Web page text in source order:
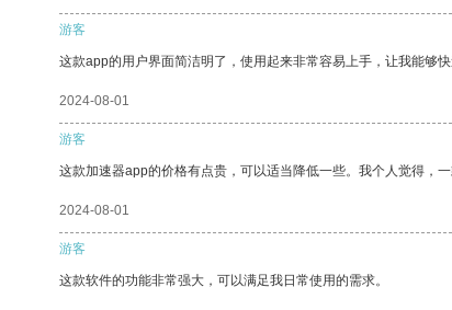
游客
这款app的用户界面简洁明了，使用起来非常容易上手，让我能够快
2024-08-01
游客
这款加速器app的价格有点贵，可以适当降低一些。我个人觉得，
2024-08-01
游客
这款软件的功能非常强大，可以满足我日常使用的需求。